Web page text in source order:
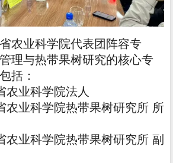
农业科学院代表团阵容专
理与热带果树研究的核心专
括：
农业科学院法人
农业科学院热带果树研究所 所
农业科学院热带果树研究所 副